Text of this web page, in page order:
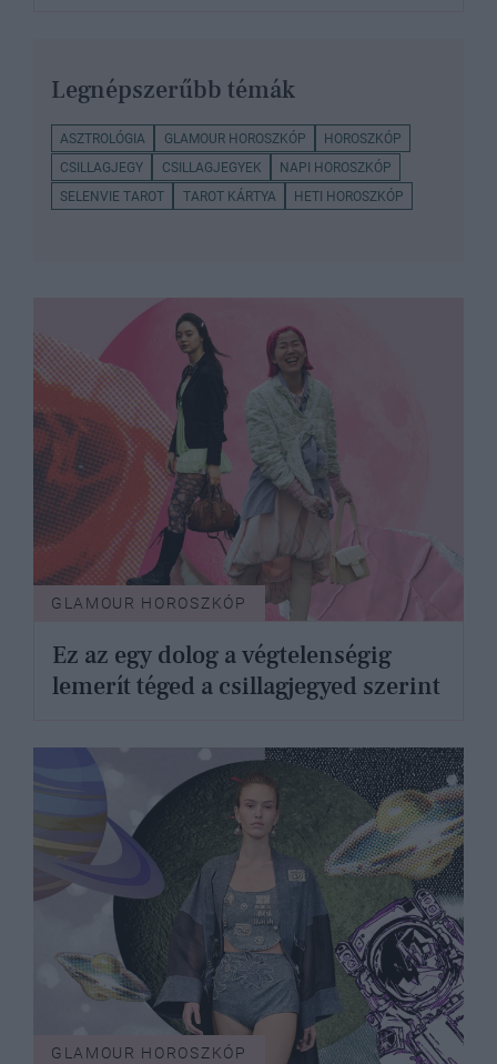
Legnépszerűbb témák
ASZTROLÓGIA GLAMOUR HOROSZKÓP
HOROSZKÓP
CSILLAGJEGY
CSILLAGJEGYEK
NAPI HOROSZKÓP
SELENVIE TAROT
TAROT KÁRTYA HETI HOROSZKÓP
GLAMOUR HOROSZKÓP
Ez az egy dolog a végtelenségig
lemerít téged a csillagjegyed szerint
GLAMOUR HOROSZKÓP